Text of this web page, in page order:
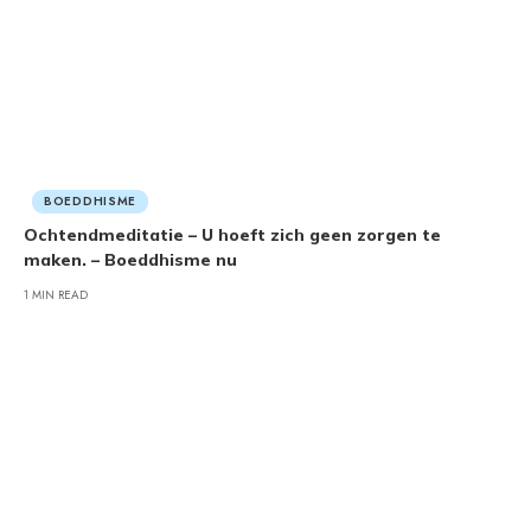
BOEDDHISME
Ochtendmeditatie – U hoeft zich geen zorgen te
maken. – Boeddhisme nu
1 MIN READ